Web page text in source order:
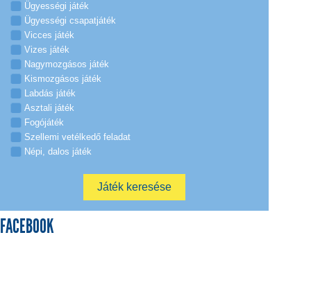
Ügyességi játék
Ügyességi csapatjáték
Vicces játék
Vizes játék
Nagymozgásos játék
Kismozgásos játék
Labdás játék
Asztali játék
Fogójáték
Szellemi vetélkedő feladat
Népi, dalos játék
FACEBOOK